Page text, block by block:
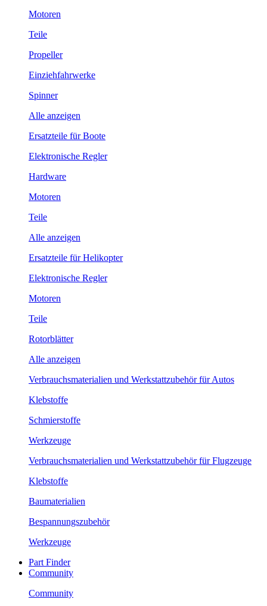
Motoren
Teile
Propeller
Einziehfahrwerke
Spinner
Alle anzeigen
Ersatzteile für Boote
Elektronische Regler
Hardware
Motoren
Teile
Alle anzeigen
Ersatzteile für Helikopter
Elektronische Regler
Motoren
Teile
Rotorblätter
Alle anzeigen
Verbrauchsmaterialien und Werkstattzubehör für Autos
Klebstoffe
Schmierstoffe
Werkzeuge
Verbrauchsmaterialien und Werkstattzubehör für Flugzeuge
Klebstoffe
Baumaterialien
Bespannungszubehör
Werkzeuge
Part Finder
Community
Community